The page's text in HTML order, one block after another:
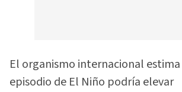
El organismo internacional
episodio de El Niño podría elevar